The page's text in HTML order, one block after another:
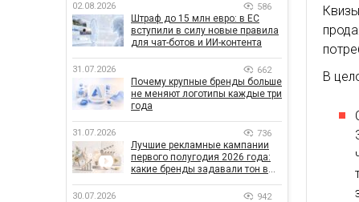
В
02.08.2026 586
Штраф до 15 млн евро: в ЕС
вступили в силу новые правила
для чат-ботов и ИИ-контента
31.07.2026 662
Почему крупные бренды больше
не меняют логотипы каждые три
года
31.07.2026 736
Лучшие рекламные кампании
первого полугодия 2026 года:
какие бренды задавали тон в
30.07.2026 942